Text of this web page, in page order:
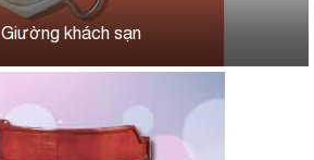
Giường khách sạn